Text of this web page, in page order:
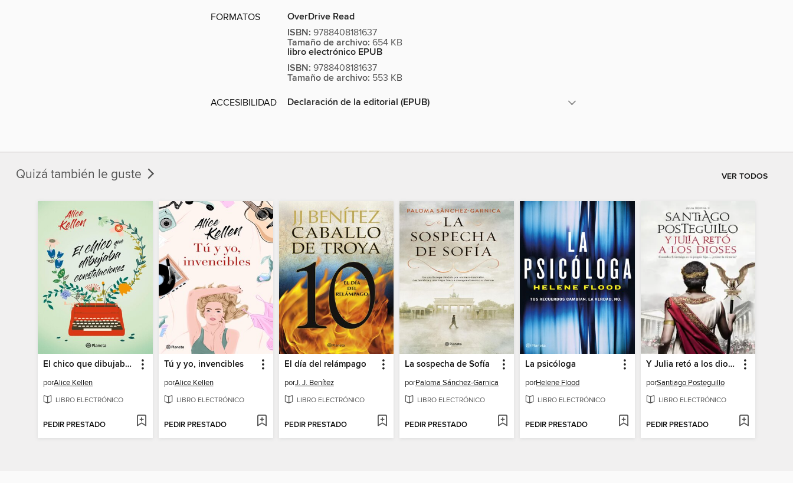
FORMATOS
OverDrive Read
ISBN: 9788408181637
Tamaño de archivo: 654 KB
libro electrónico EPUB
ISBN: 9788408181637
Tamaño de archivo: 553 KB
ACCESIBILIDAD Declaración de la editorial (EPUB)
Quizá también le guste VER TODOS
El chico que dibujaba constelaciones
porAlice Kellen
LIBRO ELECTRÓNICO
PEDIR PRESTADO
Tú y yo, invencibles
porAlice Kellen
LIBRO ELECTRÓNICO
PEDIR PRESTADO
El día del relámpago
porJ. J. Benítez
LIBRO ELECTRÓNICO
PEDIR PRESTADO
La sospecha de Sofía
porPaloma Sánchez-Garnica
LIBRO ELECTRÓNICO
PEDIR PRESTADO
La psicóloga
porHelene Flood
LIBRO ELECTRÓNICO
PEDIR PRESTADO
Y Julia retó a los dioses
porSantiago Posteguillo
LIBRO ELECTRÓNICO
PEDIR PRESTADO